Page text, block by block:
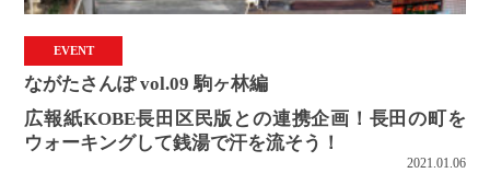
EVENT
ながたさんぽ vol.09 駒ヶ林編
広報紙KOBE長田区民版との連携企画！長田の町を
ウォーキングして銭湯で汗を流そう！
2021.01.06